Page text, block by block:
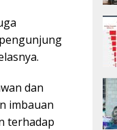
dan
imbauan
terhadap